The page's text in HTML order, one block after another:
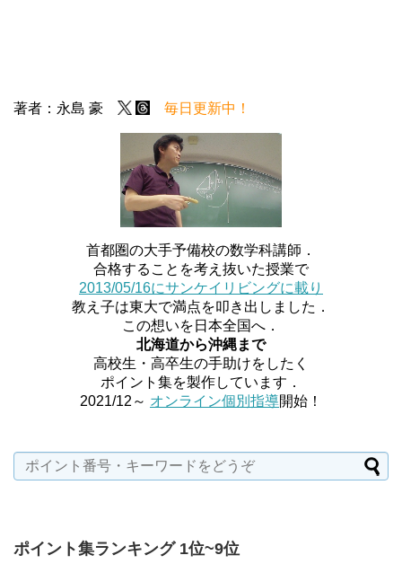
著者：永島 豪 毎日更新中！
首都圏の大手予備校の数学科講師．
合格することを考え抜いた授業で
2013/05/16にサンケイリビングに載り
教え子は東大で満点を叩き出しました．
この想いを日本全国へ．
北海道から沖縄まで
高校生・高卒生の手助けをしたく
ポイント集を製作しています．
2021/12～ オンライン個別指導開始！
ポイント集ランキング 1位~9位